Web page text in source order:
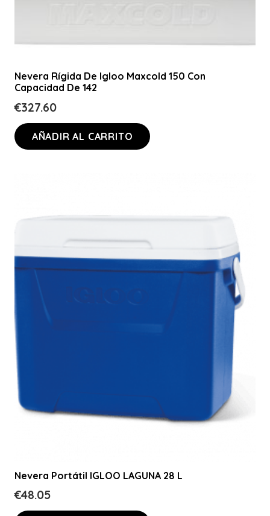
Nevera Rígida De Igloo Maxcold 150 Con
Capacidad De 142
€327.60
AÑADIR AL CARRITO
Nevera Portátil IGLOO LAGUNA 28 L
€48.05